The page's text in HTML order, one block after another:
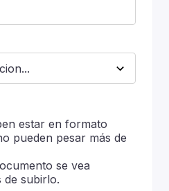
estar en formato
pueden pesar más de
se vea
de subirlo.